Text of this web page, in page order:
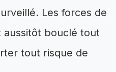
Les forces de
aussitôt bouclé tout
tout risque de